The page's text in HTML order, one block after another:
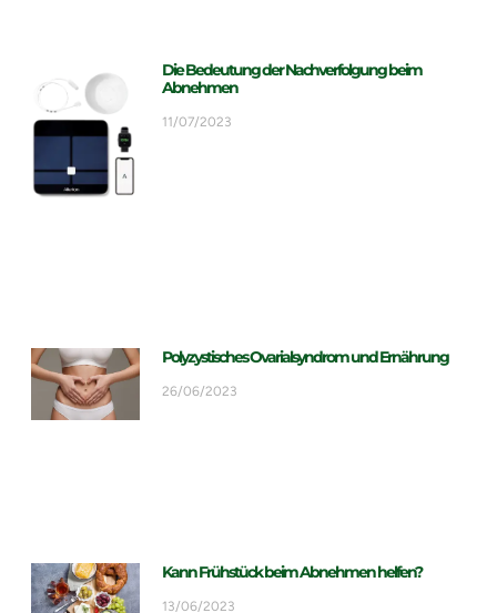
Die Bedeutung der Nachverfolgung beim
Abnehmen
11/07/2023
Polyzystisches Ovarialsyndrom und Ernährung
26/06/2023
Kann Frühstück beim Abnehmen helfen?
13/06/2023